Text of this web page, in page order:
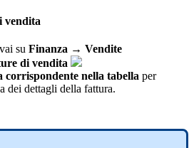
vendita
vai su Finanza → Vendite
di vendita
corrispondente nella tabella per
dei dettagli della fattura.